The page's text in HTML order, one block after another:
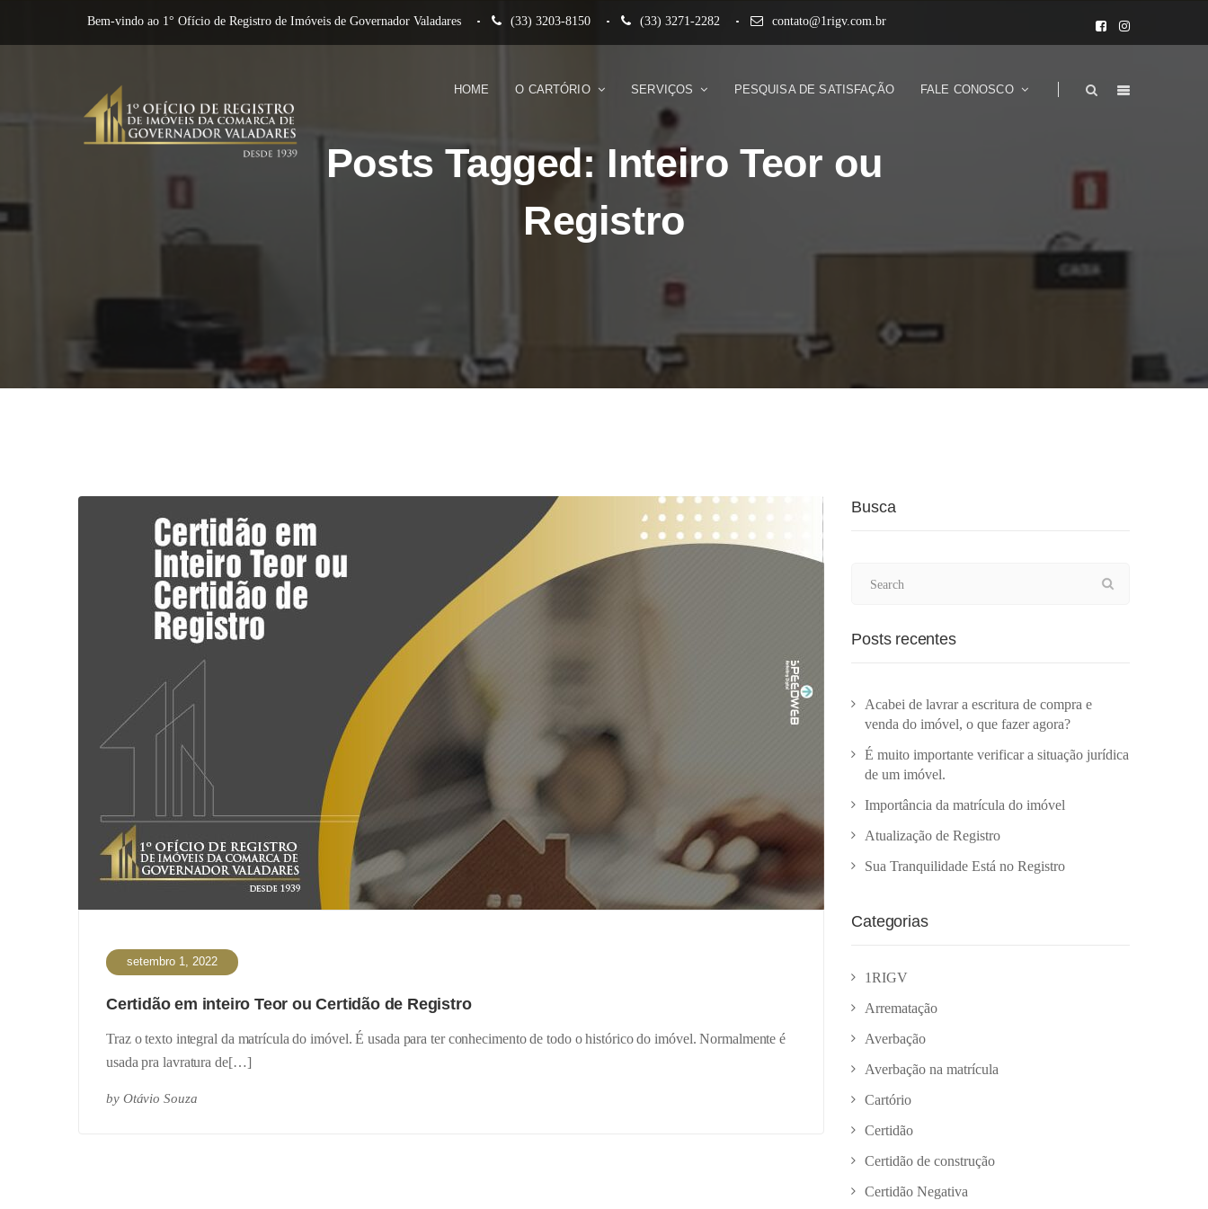
Bem-vindo ao 1° Ofício de Registro de Imóveis de Governador Valadares (33) 3203-8150 (33) 3271-2282 contato@1rigv.com.br
HOME O CARTÓRIO SERVIÇOS PESQUISA DE SATISFAÇÃO FALE CONOSCO
Posts Tagged: Inteiro Teor ou
Registro
setembro 1, 2022
Certidão em inteiro Teor ou Certidão de Registro
Traz o texto integral da matrícula do imóvel. É usada para ter conhecimento de todo o histórico do imóvel. Normalmente é
usada pra lavratura de[…]
by Otávio Souza
Busca
Posts recentes
Acabei de lavrar a escritura de compra e
venda do imóvel, o que fazer agora?
É muito importante verificar a situação jurídica
de um imóvel.
Importância da matrícula do imóvel
Atualização de Registro
Sua Tranquilidade Está no Registro
Categorias
1RIGV
Arrematação
Averbação
Averbação na matrícula
Cartório
Certidão
Certidão de construção
Certidão Negativa